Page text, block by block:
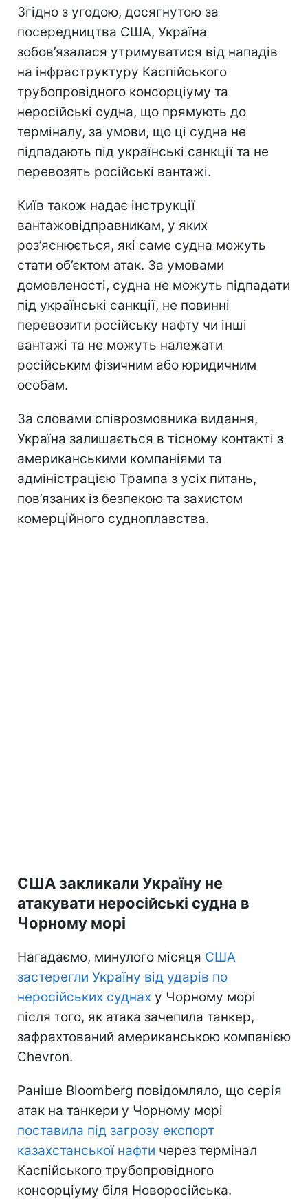
Згідно з угодою, досягнутою за
посередництва США, Україна
зобов’язалася утримуватися від нападів
на інфраструктуру Каспійського
трубопровідного консорціуму та
неросійські судна, що прямують до
терміналу, за умови, що ці судна не
підпадають під українські санкції та не
перевозять російські вантажі.
Київ також надає інструкції
вантажовідправникам, у яких
роз’яснюється, які саме судна можуть
стати об’єктом атак. За умовами
домовленості, судна не можуть підпадати
під українські санкції, не повинні
перевозити російську нафту чи інші
вантажі та не можуть належати
російським фізичним або юридичним
особам.
За словами співрозмовника видання,
Україна залишається в тісному контакті з
американськими компаніями та
адміністрацією Трампа з усіх питань,
пов’язаних із безпекою та захистом
комерційного судноплавства.
США закликали Україну не
атакувати неросійські судна в
Чорному морі
Нагадаємо, минулого місяця США
застерегли Україну від ударів по
неросійських суднах у Чорному морі
після того, як атака зачепила танкер,
зафрахтований американською компанією
Chevron.
Раніше Bloomberg повідомляло, що серія
атак на танкери у Чорному морі
поставила під загрозу експорт
казахстанської нафти через термінал
Каспійського трубопровідного
консорціуму біля Новоросійська.